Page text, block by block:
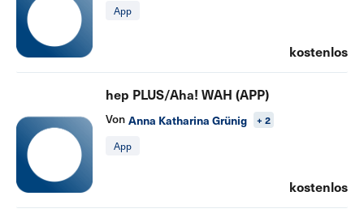
App
kostenlos
hep PLUS/Aha! WAH (APP)
Von Anna Katharina Grünig + 2
App
kostenlos